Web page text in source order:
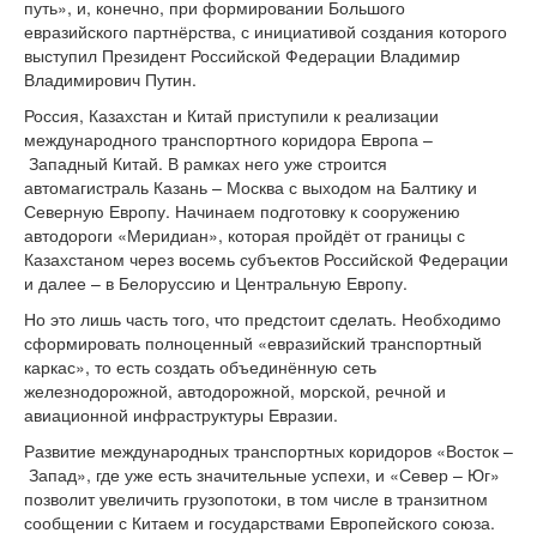
путь», и, конечно, при формировании Большого
евразийского партнёрства, с инициативой создания которого
выступил Президент Российской Федерации Владимир
Владимирович Путин.
Россия, Казахстан и Китай приступили к реализации
международного транспортного коридора Европа –
Западный Китай. В рамках него уже строится
автомагистраль Казань – Москва с выходом на Балтику и
Северную Европу. Начинаем подготовку к сооружению
автодороги «Меридиан», которая пройдёт от границы с
Казахстаном через восемь субъектов Российской Федерации
и далее – в Белоруссию и Центральную Европу.
Но это лишь часть того, что предстоит сделать. Необходимо
сформировать полноценный «евразийский транспортный
каркас», то есть создать объединённую сеть
железнодорожной, автодорожной, морской, речной и
авиационной инфраструктуры Евразии.
Развитие международных транспортных коридоров «Восток –
Запад», где уже есть значительные успехи, и «Север – Юг»
позволит увеличить грузопотоки, в том числе в транзитном
сообщении с Китаем и государствами Европейского союза.